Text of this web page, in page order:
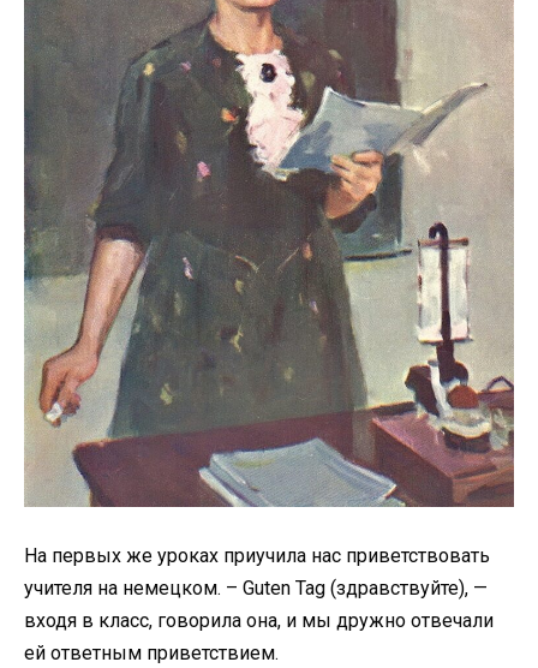
На первых же уроках приучила нас приветствовать
учителя на немецком. – Guten Tag (здравствуйте), —
входя в класс, говорила она, и мы дружно отвечали
ей ответным приветствием.